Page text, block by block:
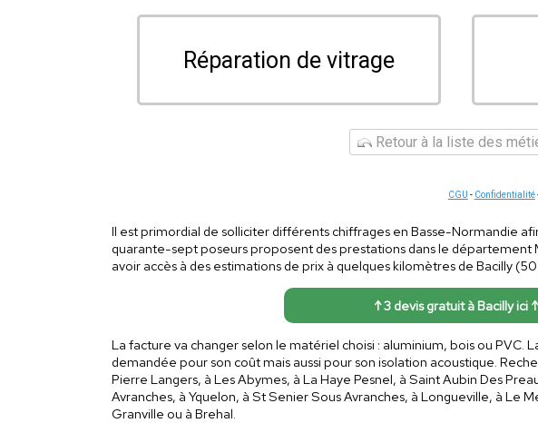
Réparation de vitrage
Retour à la liste des
CGU - Confidentialité
Il est primordial de solliciter différents chiffrages en Basse-Normandie
quarante-sept poseurs proposent des prestations dans le département
avoir accès à des estimations de prix à quelques kilomètres de Bacilly
↑ 3 devis gratuit à Bacilly ici ↑
La facture va changer selon le matériel choisi : aluminium, bois ou PVC.
demandée pour son coût mais aussi pour son isolation acoustique.
Pierre Langers, à Les Abymes, à La Haye Pesnel, à Saint Aubin Des
Avranches, à Yquelon, à St Senier Sous Avranches, à Longueville, à Le
Granville ou à Brehal.